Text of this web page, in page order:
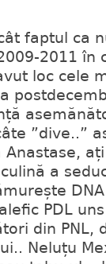
faptul ca
2011 în
loc cele
”dive..”
Anastase,
a
PDL
din PNL,
Neluțu